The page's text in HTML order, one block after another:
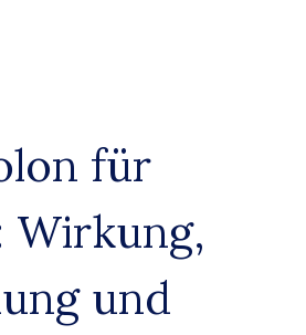
für
Wirkung,
und